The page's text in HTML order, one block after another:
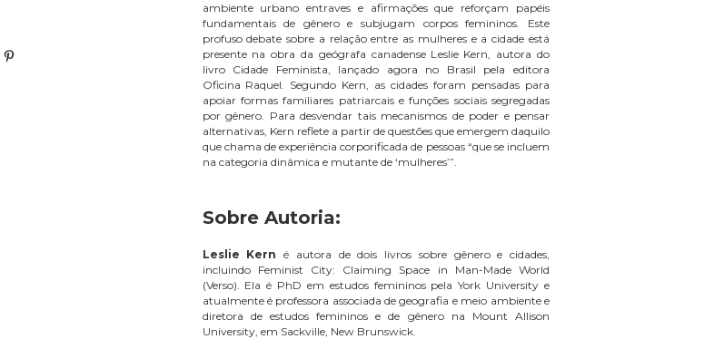
ambiente urbano entraves e afirmações que reforçam papéis
fundamentais de gênero e subjugam corpos femininos. Este
profuso debate sobre a relação entre as mulheres e a cidade está
presente na obra da geógrafa canadense Leslie Kern, autora do
livro Cidade Feminista, lançado agora no Brasil pela editora
Oficina Raquel. Segundo Kern, as cidades foram pensadas para
apoiar formas familiares patriarcais e funções sociais segregadas
por gênero. Para desvendar tais mecanismos de poder e pensar
alternativas, Kern reflete a partir de questões que emergem daquilo
que chama de experiência corporificada de pessoas “que se incluem
na categoria dinâmica e mutante de ‘mulheres’”.
Sobre Autoria:
Leslie Kern é autora de dois livros sobre gênero e cidades,
incluindo Feminist City: Claiming Space in Man-Made World
(Verso). Ela é PhD em estudos femininos pela York University e
atualmente é professora associada de geografia e meio ambiente e
diretora de estudos femininos e de gênero na Mount Allison
University, em Sackville, New Brunswick.